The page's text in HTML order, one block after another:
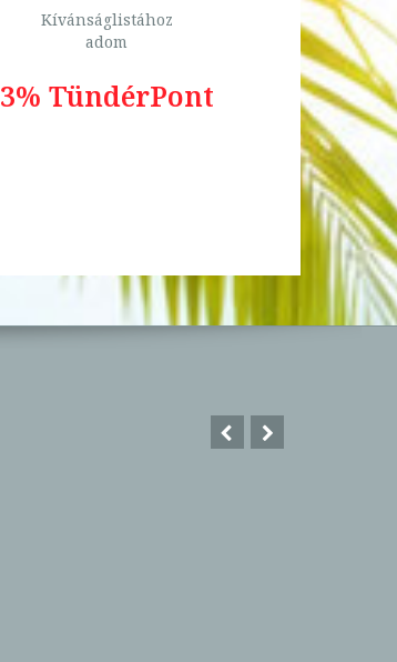
Kívánságlistához
adom
3% TündérPont